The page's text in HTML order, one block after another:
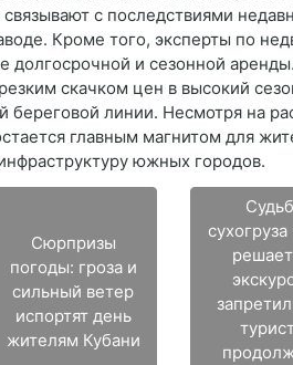
связывают с последствиями
Кроме того, эксперты по
долгосрочной и сезонной
скачком цен в высокий
береговой линии. Несмотря на
главным магнитом для
южных городов.
Сюрпризы
погоды: гроза и
сильный ветер
испортят день
жителям Кубани